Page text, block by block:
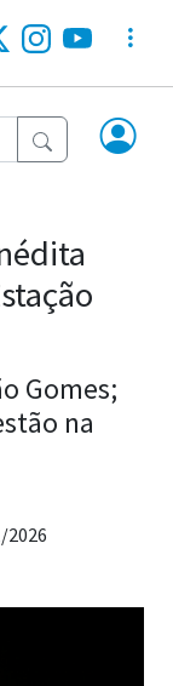
Gomes;
na
2026